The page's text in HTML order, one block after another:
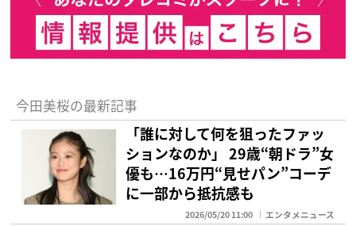
今田美桜の最新記事
「誰に対して何を狙ったファッ
ションなのか」 29歳“朝ドラ”女
優も…16万円“見せパン”コーデ
に一部から抵抗感も
2026/05/20 11:00 エンタメニュース